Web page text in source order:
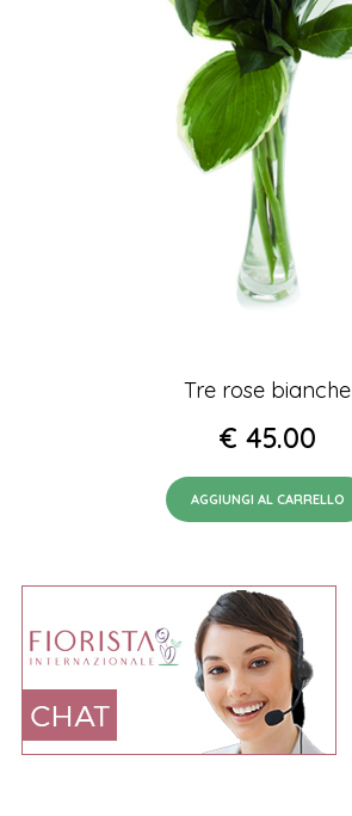
Tre rose bianche
€ 45.00
AGGIUNGI AL CARRELLO